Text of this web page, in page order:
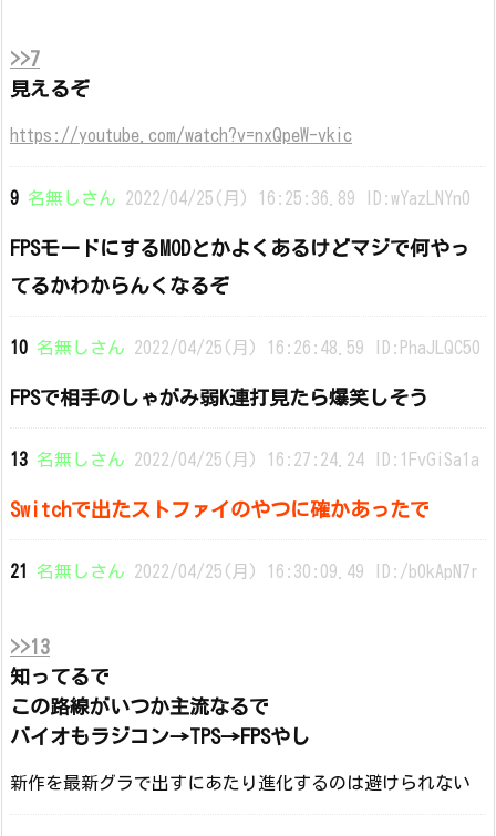
>>7
見えるぞ
https://youtube.com/watch?v=nxQpeW-vkic
9 名無しさん 2022/04/25(月) 16:25:36.89 ID:wYazLNYn0
FPSモードにするMODとかよくあるけどマジで何やっ
てるかわからんくなるぞ
10 名無しさん 2022/04/25(月) 16:26:48.59 ID:PhaJLQC50
FPSで相手のしゃがみ弱K連打見たら爆笑しそう
13 名無しさん 2022/04/25(月) 16:27:24.24 ID:1FvGiSa1a
Switchで出たストファイのやつに確かあったで
21 名無しさん 2022/04/25(月) 16:30:09.49 ID:/b0kApN7r
>>13
知ってるで
この路線がいつか主流なるで
バイオもラジコン→TPS→FPSやし
新作を最新グラで出すにあたり進化するのは避けられない